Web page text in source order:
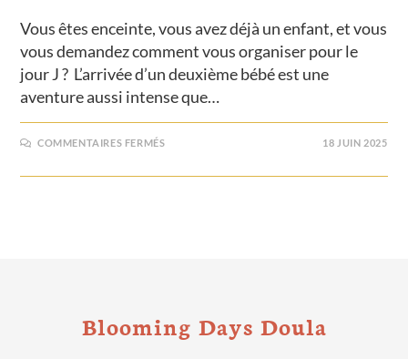
Vous êtes enceinte, vous avez déjà un enfant, et vous
vous demandez comment vous organiser pour le
jour J ? L’arrivée d’un deuxième bébé est une
aventure aussi intense que…
COMMENTAIRES FERMÉS 18 JUIN 2025
Blooming Days Doula